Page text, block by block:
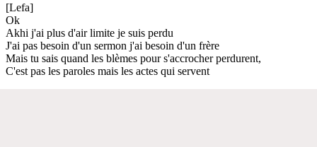
[Lefa]
Ok
Akhi j'ai plus d'air limite je suis perdu
J'ai pas besoin d'un sermon j'ai besoin d'un frère
Mais tu sais quand les blèmes pour s'accrocher perdurent,
C'est pas les paroles mais les actes qui servent